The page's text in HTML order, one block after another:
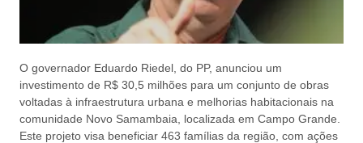
O governador Eduardo Riedel, do PP, anunciou um
investimento de R$ 30,5 milhões para um conjunto de obras
voltadas à infraestrutura urbana e melhorias habitacionais na
comunidade Novo Samambaia, localizada em Campo Grande.
Este projeto visa beneficiar 463 famílias da região, com ações